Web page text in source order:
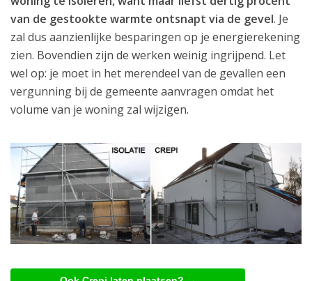
van de gestookte warmte ontsnapt via de gevel. Je
zal dus aanzienlijke besparingen op je energierekening
zien. Bovendien zijn de werken weinig ingrijpend. Let
wel op: je moet in het merendeel van de gevallen een
vergunning bij de gemeente aanvragen omdat het
volume van je woning zal wijzigen.